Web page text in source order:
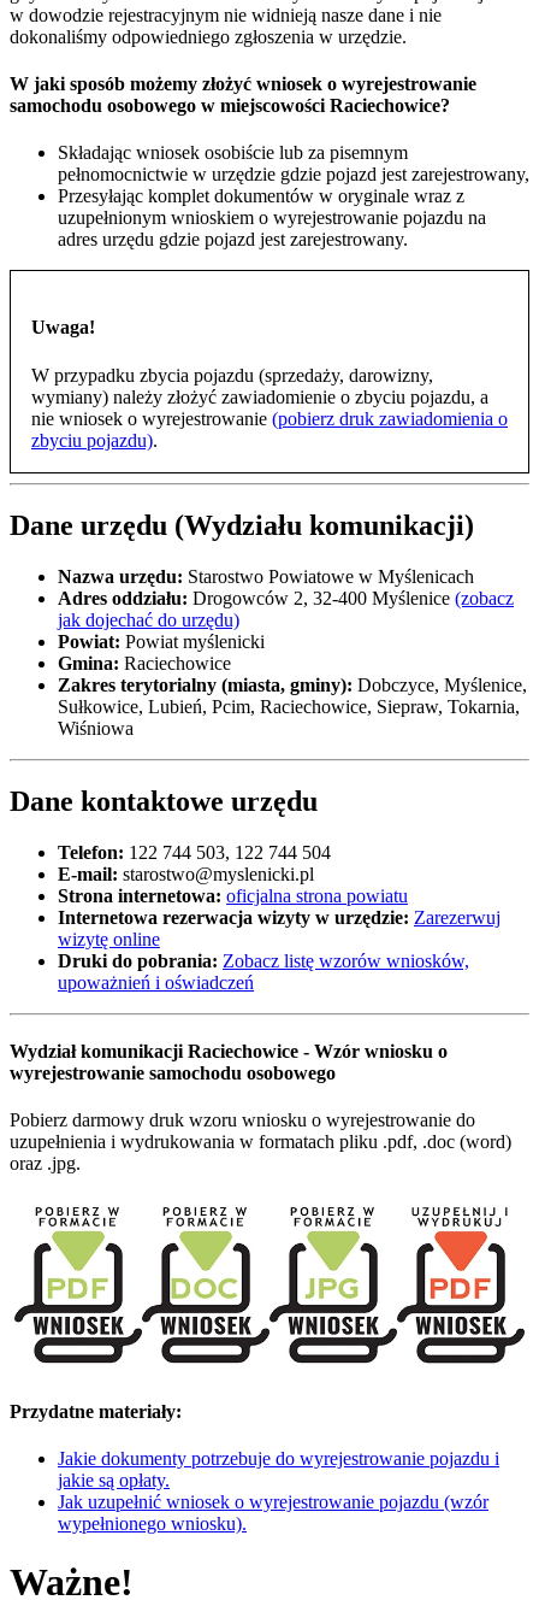
w dowodzie rejestracyjnym nie widnieją nasze dane i nie
dokonaliśmy odpowiedniego zgłoszenia w urzędzie.
W jaki sposób możemy złożyć wniosek o wyrejestrowanie
samochodu osobowego w miejscowości Raciechowice?
Składając wniosek osobiście lub za pisemnym
pełnomocnictwie w urzędzie gdzie pojazd jest zarejestrowany,
Przesyłając komplet dokumentów w oryginale wraz z
uzupełnionym wnioskiem o wyrejestrowanie pojazdu na
adres urzędu gdzie pojazd jest zarejestrowany.
Uwaga!
W przypadku zbycia pojazdu (sprzedaży, darowizny,
wymiany) należy złożyć zawiadomienie o zbyciu pojazdu, a
nie wniosek o wyrejestrowanie (pobierz druk zawiadomienia o
zbyciu pojazdu).
Dane urzędu (Wydziału komunikacji)
Nazwa urzędu: Starostwo Powiatowe w Myślenicach
Adres oddziału: Drogowców 2, 32-400 Myślenice (zobacz
jak dojechać do urzędu)
Powiat: Powiat myślenicki
Gmina: Raciechowice
Zakres terytorialny (miasta, gminy): Dobczyce, Myślenice,
Sułkowice, Lubień, Pcim, Raciechowice, Siepraw, Tokarnia,
Wiśniowa
Dane kontaktowe urzędu
Telefon: 122 744 503, 122 744 504
E-mail: starostwo@myslenicki.pl
Strona internetowa: oficjalna strona powiatu
Internetowa rezerwacja wizyty w urzędzie: Zarezerwuj
wizytę online
Druki do pobrania: Zobacz listę wzorów wniosków,
upoważnień i oświadczeń
Wydział komunikacji Raciechowice - Wzór wniosku o
wyrejestrowanie samochodu osobowego
Pobierz darmowy druk wzoru wniosku o wyrejestrowanie do
uzupełnienia i wydrukowania w formatach pliku .pdf, .doc (word)
oraz .jpg.
Przydatne materiały:
Jakie dokumenty potrzebuje do wyrejestrowanie pojazdu i
jakie są opłaty.
Jak uzupełnić wniosek o wyrejestrowanie pojazdu (wzór
wypełnionego wniosku).
Ważne!